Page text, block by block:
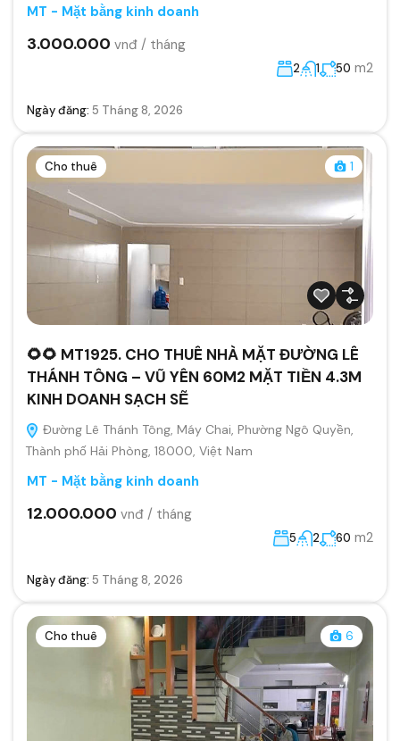
MT - Mặt bằng kinh doanh
3.000.000 vnđ / tháng
2 1 50 m2
Ngày đăng: 5 Tháng 8, 2026
Cho thuê 1
🌻🌻 MT1925. CHO THUÊ NHÀ MẶT ĐƯỜNG LÊ
THÁNH TÔNG – VŨ YÊN 60M2 MẶT TIỀN 4.3M
KINH DOANH SẠCH SẼ
Đường Lê Thánh Tông, Máy Chai, Phường Ngô Quyền,
Thành phố Hải Phòng, 18000, Việt Nam
MT - Mặt bằng kinh doanh
12.000.000 vnđ / tháng
5 2 60 m2
Ngày đăng: 5 Tháng 8, 2026
Cho thuê 6